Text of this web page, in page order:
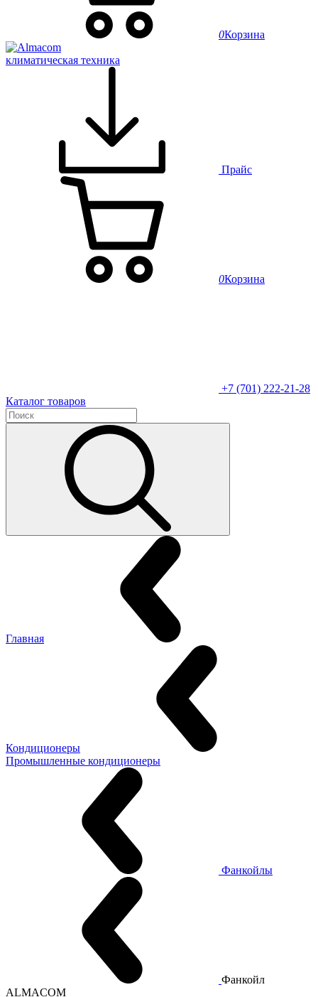
0Корзина
климатическая техника
Прайс
0Корзина
+7 (701) 222-21-28
Каталог товаров
Главная
Кондиционеры
Промышленные кондиционеры
Фанкойлы
Фанкойл
ALMACOM